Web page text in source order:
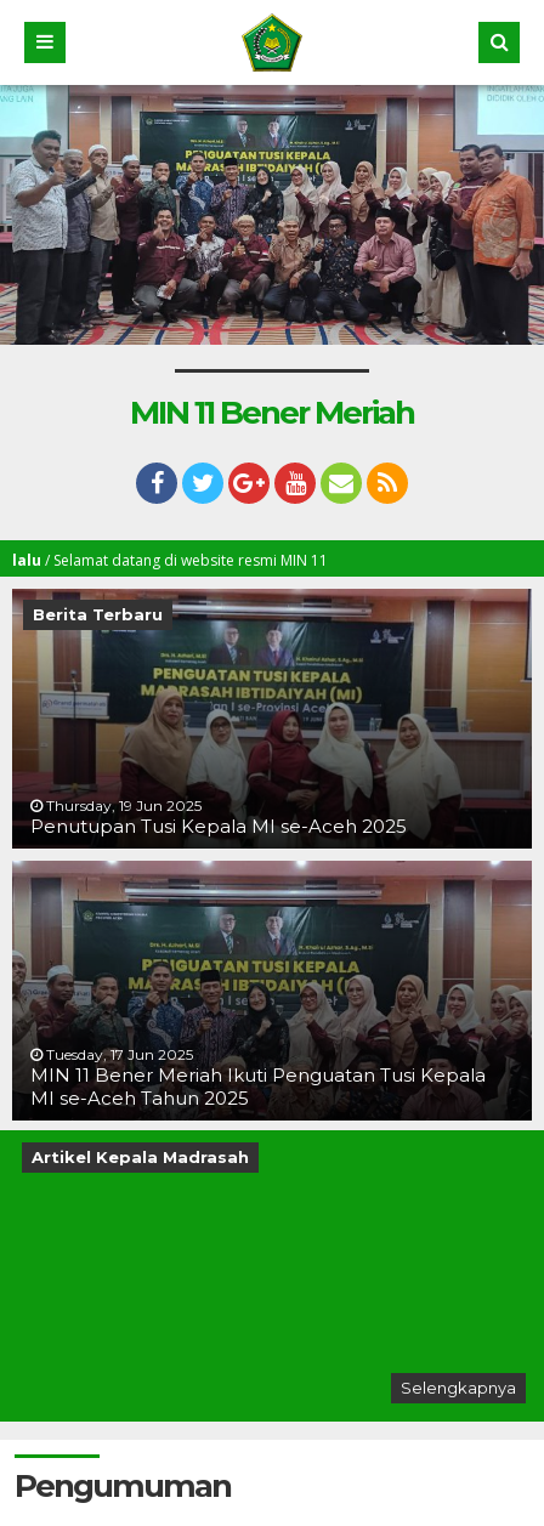
MIN 11 Bener Meriah
datang di website resmi MIN 11
Berita Terbaru
Thursday, 19 Jun 2025
Penutupan Tusi Kepala MI se-Aceh 2025
Tuesday, 17 Jun 2025
MIN 11 Bener Meriah Ikuti Penguatan Tusi Kepala
MI se-Aceh Tahun 2025
Artikel Kepala Madrasah
Selengkapnya
Pengumuman
19 JUN 2025
19 JUN 2025
16 JUN 2025